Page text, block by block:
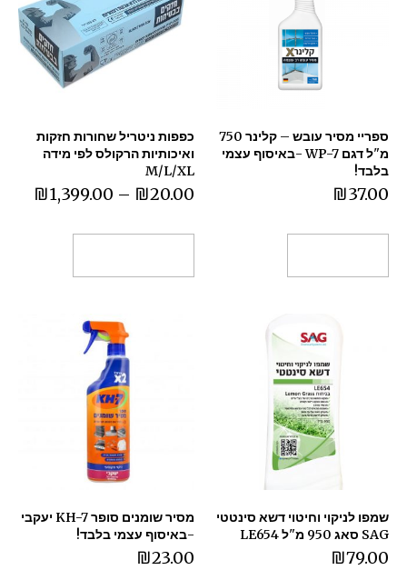
ספריי מסיר עובש – קלינר 750
מ"ל דגם WP-7 -באיסוף עצמי
בלבד!
₪37.00
כפפות ניטריל שחורות חזקות
ואיכותיות הרקולס לפי מידה
M/L/XL
₪20.00
–
₪1,399.00
שמפו לניקוי וחיטוי דשא סינטטי
SAG סאג 950 מ"ל LE654
₪79.00
מסיר שומנים סופר KH-7 יעקבי
-באיסוף עצמי בלבד!
₪23.00